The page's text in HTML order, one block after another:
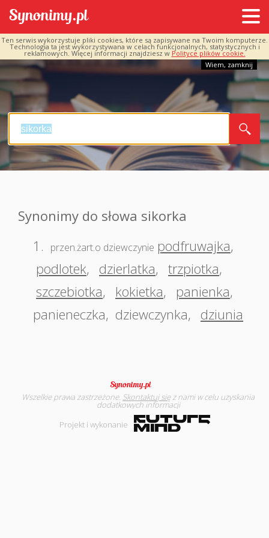
Ten serwis wykorzystuje pliki cookies, które są zapisywane na Twoim komputerze.
Technologia ta jest wykorzystywana w celach funkcjonalnych, statystycznych i
reklamowych. Więcej informacji znajdziesz w Polityce plików cookie.
Wiem, zamknij
Synonimy do słowa sikorka
1.
przen.żart.o dziewczynie podfruwajka,
podlotek, dzierlatka, trzpiotka,
szczebiotka, kokietka, panienka,
panieneczka, dziewczynka, dziunia
Wszelkie prawa zastrzeżone. Skontaktuj sięz nami w celu uzyskania
dodatkowych informacji
Projekt i wykonanie